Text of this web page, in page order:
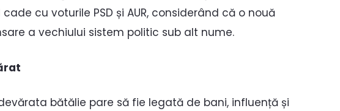
cu voturile PSD și AUR, considerând că o nouă
a vechiului sistem politic sub alt nume.
bătălie pare să fie legată de bani, influență și